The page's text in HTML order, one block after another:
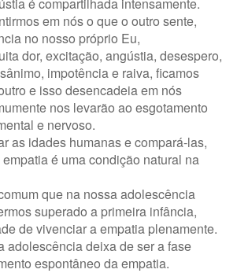
em nós o que o outro sente,
no nosso próprio Eu,
dor, excitação, angústia, desespero,
impotência e raiva, ficamos
e isso desencadeia em nós
nos levarão ao esgotamento
e nervoso.
as idades humanas e compará-las,
é uma condição natural na
que na nossa adolescência
superado a primeira infância,
de vivenciar a empatia plenamente.
adolescência deixa de ser a fase
espontâneo da empatia.